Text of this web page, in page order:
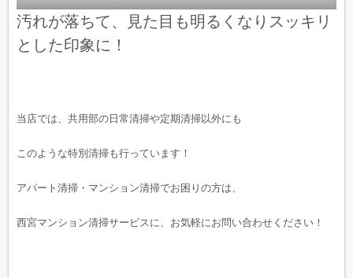
汚れが落ちて、見た目も明るくなりスッキリ
とした印象に！
当店では、共用部の日常清掃や定期清掃以外にも
このような特別清掃も行っています！
アパート清掃・マンション清掃でお困りの方は、
西宮マンション清掃サービスに、お気軽にお問い合わせください！